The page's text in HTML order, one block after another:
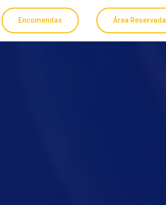
Encomendas Área Reservada